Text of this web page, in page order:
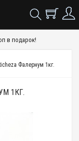
в подарок!
Фалернум 1кг.
1КГ.